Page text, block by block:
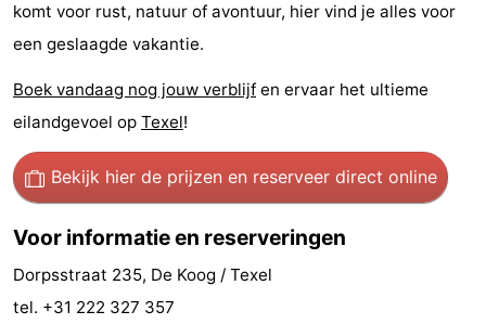
Waddeneilanden
Schiermonnikoog
-
Ameland
-
Vlieland
Noord-
Holland
-
komt voor rust, natuur of avontuur, hier vind je alles voor
een geslaagde vakantie.
Boek vandaag nog jouw verblijf en ervaar het ultieme
eilandgevoel op Texel!
Bekijk hier de prijzen en reserveer direct online
Voor informatie en reserveringen
Dorpsstraat 235, De Koog / Texel
tel. +31 222 327 357